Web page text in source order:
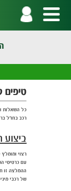
טיפים
כל השאלות
רכב בחו"ל
ביצוע
רצוי
עם כרטיסי
ההמלצה זו
של רכבי